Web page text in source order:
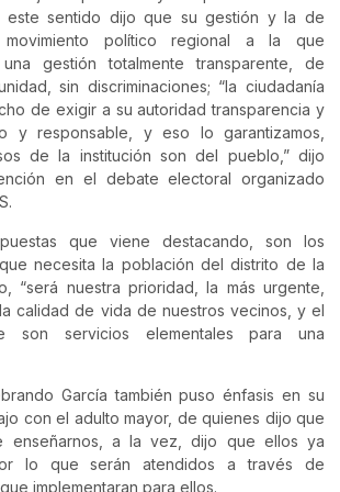
este sentido dijo que su gestión y la de
movimiento político regional a la que
gestión totalmente transparente, de
sin discriminaciones; “la ciudadanía
de exigir a su autoridad transparencia y
y responsable, y eso lo garantizamos,
de la institución son del pueblo,” dijo
en el debate electoral organizado
que viene destacando, son los
necesita la población del distrito de la
“será nuestra prioridad, la más urgente,
calidad de vida de nuestros vecinos, y el
son servicios elementales para una
García también puso énfasis en su
con el adulto mayor, de quienes dijo que
enseñarnos, a la vez, dijo que ellos ya
lo que serán atendidos a través de
implementaran para ellos.